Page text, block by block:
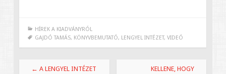
HÍREK A KIADVÁNYRÓL
GAJDÓ TAMÁS, KÖNYVBEMUTATÓ, LENGYEL INTÉZET,VIDEÓ
Bejegyzések
← A LENGYEL INTÉZET
KELLENE, HOGY